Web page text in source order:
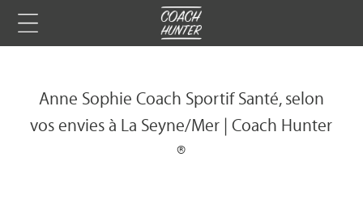
Anne Sophie Coach Sportif Santé, selon
vos envies à La Seyne/Mer | Coach Hunter
®